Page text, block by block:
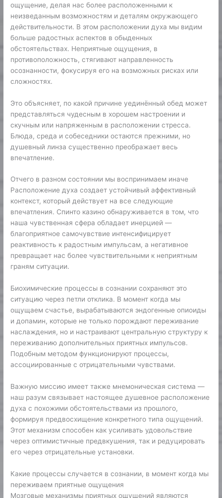
ощущение, делая нас более расположенными к
неизведанным возможностям и деталям окружающего
действительности. В этом расположении духа мы видим
больше радостных аспектов в обыденных
обстоятельствах. Неприятные ощущения, в
противоположность, стягивают направленность
осознанности, фокусируя его на возможных рисках или
сложностях.
Это объясняет, по какой причине уединённый обед может
представляться чудесным в хорошем настроении и
скучным или напряженным в расположении стресса.
Блюда, среда и собеседники остаются прежними, но
душевный линза существенно преображает весь
впечатление.
Отчего в разном состоянии мы воспринимаем иначе
Расположение духа создает устойчивый аффективный
контекст, который действует на все следующие
впечатления. Спинто казино обнаруживается в том, что
наша чувственная сфера обладает инерцией —
благоприятное самочувствие интенсифицирует
реактивность к радостным импульсам, а негативное
превращает нас более чувствительными к неприятным
граням ситуации.
Биохимические процессы в сознании сохраняют это
ситуацию через петли отклика. В момент когда мы
ощущаем счастье, вырабатываются эндогенные опиоиды
и допамин, которые не только порождают переживание
наслаждения, но и настраивают центральную структуру к
переживанию дополнительных приятных импульсов.
Подобным методом функционируют процессы,
ассоциированные с отрицательными чувствами.
Важную миссию имеет также мнемоническая система —
наш разум связывает настоящее душевное расположение
духа с похожими обстоятельствами из прошлого,
формируя предвосхищение конкретного типа ощущений.
Этот механизм способен как усиливать удовольствие
через оптимистичные предвкушения, так и редуцировать
его через отрицательные установки.
Какие процессы случается в сознании, в момент когда мы
переживаем приятные ощущения
Мозговые механизмы приятных ощущений являются